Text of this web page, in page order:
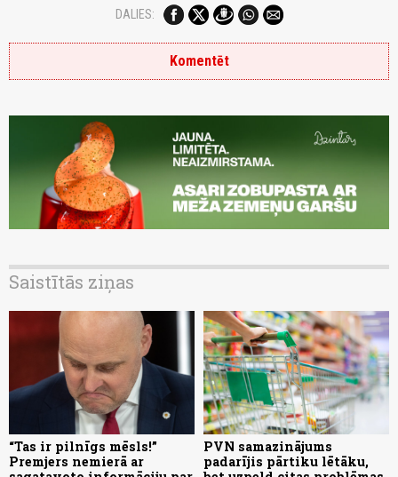
DALIES:
Komentēt
Saistītās ziņas
“Tas ir pilnīgs mēsls!”
Premjers nemierā ar
PVN samazinājums
padarījis pārtiku lētāku,